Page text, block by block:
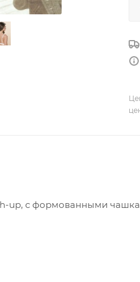
up, с формованными